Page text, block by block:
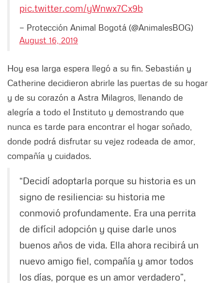
pic.twitter.com/yWnwx7Cx9b
— Protección Animal Bogotá (@AnimalesBOG)
August 16, 2019
Hoy esa larga espera llegó a su fin. Sebastián y
Catherine decidieron abrirle las puertas de su hogar
y de su corazón a Astra Milagros, llenando de
alegría a todo el Instituto y demostrando que
nunca es tarde para encontrar el hogar soñado,
donde podrá disfrutar su vejez rodeada de amor,
compañía y cuidados.
“Decidí adoptarla porque su historia es un
signo de resiliencia; su historia me
conmovió profundamente. Era una perrita
de difícil adopción y quise darle unos
buenos años de vida. Ella ahora recibirá un
nuevo amigo fiel, compañía y amor todos
los días, porque es un amor verdadero”,